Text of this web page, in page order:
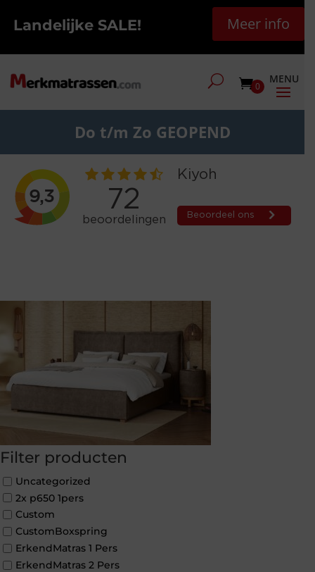
Landelijke SALE! Meer info
0
Do t/m Zo GEOPEND
Filter producten
Uncategorized
2x p650 1pers
Custom
CustomBoxspring
ErkendMatras 1 Pers
ErkendMatras 2 Pers